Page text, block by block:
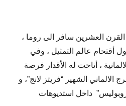
القرن العشرين سافر الى روما ،
أقتحام عالم التمثيل ، وفي
، أتاحت له الأقدار فرصة
الالماني الشهير “فريتز لانج”، و
داخل استديوهات